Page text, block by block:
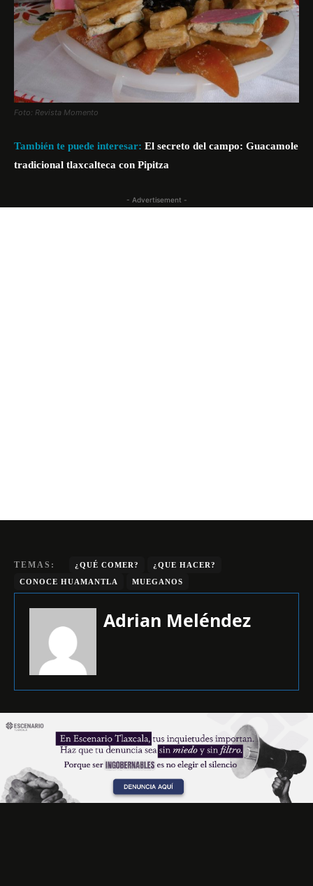
Foto: Revista Momento
También te puede interesar: El secreto del campo: Guacamole
tradicional tlaxcalteca con Pipitza
- Advertisement -
TEMAS: ¿QUÉ COMER?
¿QUE HACER?
CONOCE HUAMANTLA
MUEGANOS
Adrian Meléndez